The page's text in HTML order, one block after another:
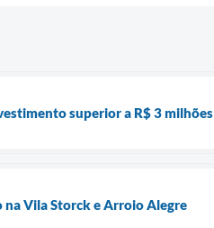
superior a R$ 3 milhões
Vila Storck e Arroio Alegre